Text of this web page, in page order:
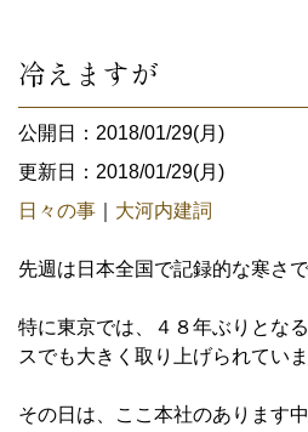
冷えますが
公開日：2018/01/29(月)
更新日：2018/01/29(月)
日々の事
大河内建詞
先週は日本全国で記録的な寒さで
特に東京では、４８年ぶりとな
スでも大きく取り上げられていま
その日は、ここ本社のあります